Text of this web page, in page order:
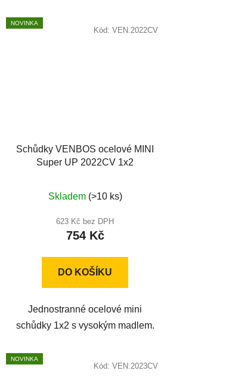
NOVINKA
Schůdky VENBOS ocelové MINI
Super UP 2022CV 1x2
hodnocení
produktu
je
z
Skladem (>10 ks)
623 Kč bez DPH
754 Kč
DO KOŠÍKU
Jednostranné ocelové mini
schůdky 1x2 s vysokým madlem.
Kód: VEN.2022CV
NOVINKA
Kód: VEN.2023CV